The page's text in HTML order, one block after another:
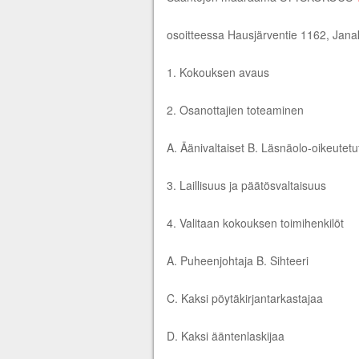
osoitteessa Hausjärventie 1162,
1. Kokouksen avaus
2. Osanottajien toteaminen
A. Äänivaltaiset B. Läsnäolo-
3. Laillisuus ja päätösvaltaisuus
4. Valitaan kokouksen toimihenkilöt
A. Puheenjohtaja B. Sihteeri
C. Kaksi pöytäkirjantarkastajaa
D. Kaksi ääntenlaskijaa